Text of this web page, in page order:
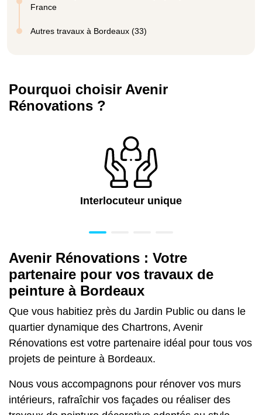
France
Autres travaux à Bordeaux (33)
Pourquoi choisir Avenir
Rénovations ?
Interlocuteur unique
Avenir Rénovations : Votre
partenaire pour vos travaux de
peinture à Bordeaux
Que vous habitiez près du Jardin Public ou dans le
quartier dynamique des Chartrons, Avenir
Rénovations est votre partenaire idéal pour tous vos
projets de peinture à Bordeaux.
Nous vous accompagnons pour rénover vos murs
intérieurs, rafraîchir vos façades ou réaliser des